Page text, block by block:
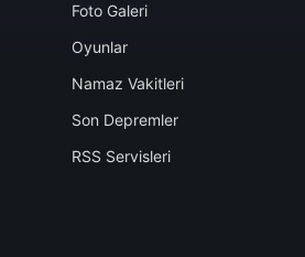
Foto Galeri
Oyunlar
Namaz Vakitleri
Son Depremler
RSS Servisleri